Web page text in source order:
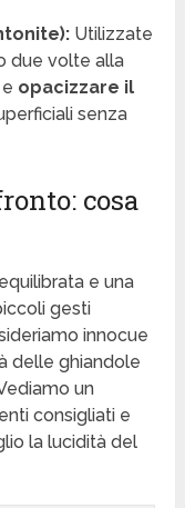
Utilizzate
due volte alla
opacizzare il
senza
cosa
e una
gesti
innocue
delle ghiandole
un
consigliati e
la lucidità del